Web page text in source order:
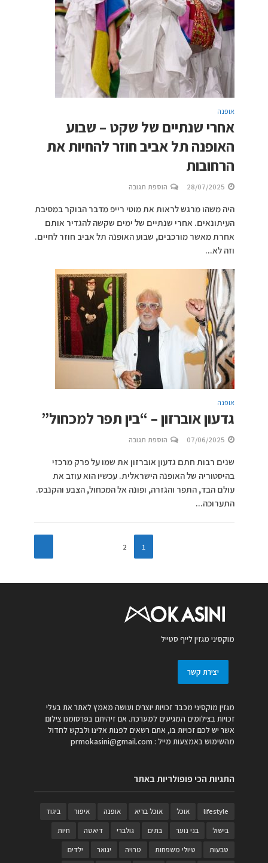
אופנה
אחרי שנתיים של שקט – שבוע
האופנה תל אביב חוזר להחיות את
הרחובות
28/07/2025 הוספת תגובה
היה משהו מרגש לראות את מוטי רייפ מדבר הבוקר במסיבת
העיתונאים. אחרי שנתיים של ימים שקשה להגדיר אותם
אחרת מאשר מורכבים, שבוע האופנה תל אביב חוזר לחיים.
וזה לא...
אופנה
גדעון אוברזון – “בין תפר למכחול”
07/06/2025 הוספת תגובה
שנים רבות חתם גדעון אוברזון את שמו על פרק מרכזי
בהיסטוריה של האופנה הישראלית. עכשיו הוא עוזב את
עולם הבד, התפר והגזרה, ופונה אל המכחול, הצבע והקנבס.
התערוכה...
1
2
מוקסיני מגזין לייף סטייל
יצירת קשר
מגזין מוקסיני מכבד זכויות יוצרים ועושה מאמץ לאתר את בעלי
זכויות בצילומים המגיעים למערכת. אם זיהיתם בפרסומנו צילום
אשר יש לכם זכויות בו, אתם רשאים לפנות אלינו ולבקש לחדול
מהשימוש באמצעות מייל : prmokasini@gmail.com
התגיות הכי פופולריות באתר
lifestyle אוכל אוכל בריא אופנה איפור
ביגוד
בישול
בני נוער בתים גולברי דיאטה
חיות
טבעות
טיולי משפחות טרויה יגואר ילדים